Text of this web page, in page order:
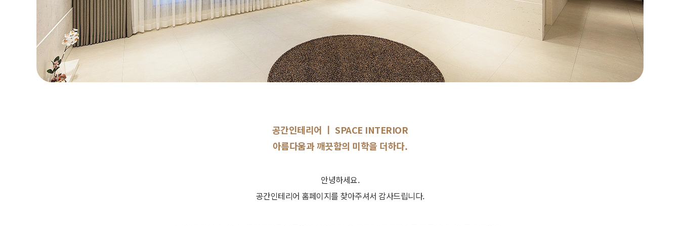
공간인테리어 ㅣ SPACE INTERIOR
아름다움과 깨끗함의 미학을 더하다.
안녕하세요.
공간인테리어 홈페이지를 찾아주셔서 감사드립니다.